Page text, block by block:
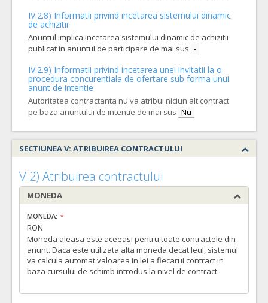
IV.2.8) Informatii privind incetarea sistemului dinamic
de achizitii
Anuntul implica incetarea sistemului dinamic de achizitii
publicat in anuntul de participare de mai sus -
IV.2.9) Informatii privind incetarea unei invitatii la o
procedura concurentiala de ofertare sub forma unui
anunt de intentie
Autoritatea contractanta nu va atribui niciun alt contract
pe baza anuntului de intentie de mai sus Nu
SECTIUNEA V: ATRIBUIREA CONTRACTULUI
V.2) Atribuirea contractului
MONEDA
MONEDA:
RON
Moneda aleasa este aceeasi pentru toate contractele din
anunt. Daca este utilizata alta moneda decat leul, sistemul
va calcula automat valoarea in lei a fiecarui contract in
baza cursului de schimb introdus la nivel de contract.